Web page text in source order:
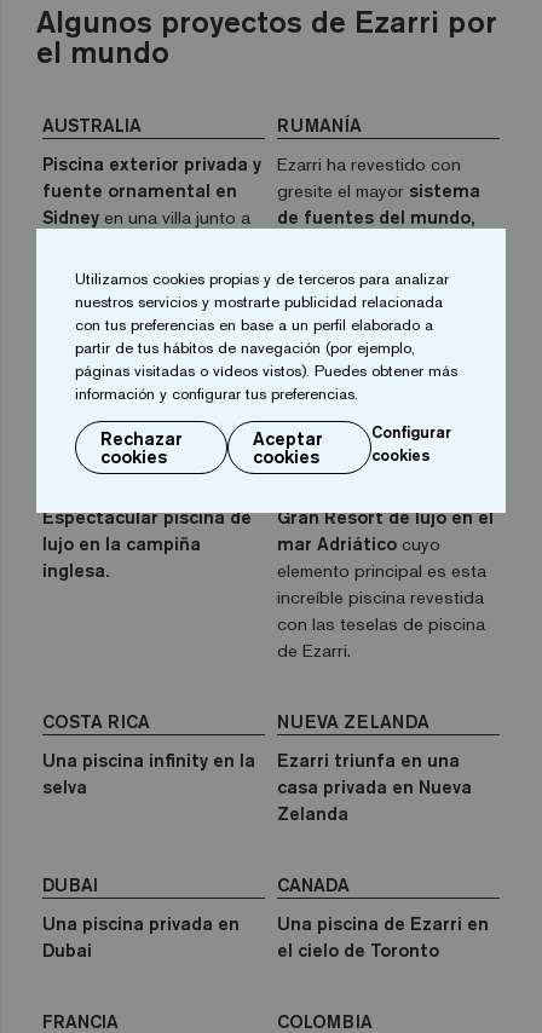
Algunos proyectos de Ezarri por
el mundo
AUSTRALIA
Piscina exterior privada y
fuente ornamental en
Sidney en una villa junto a
RUMANÍA
Ezarri ha revestido con
gresite el mayor sistema
de fuentes del mundo,
ITALIA
Una bella piscina de
mosaicoentre los olivos
de la Toscana
ALEMANIA
Hotel de la cadena NH
localizado en Berlín y
diseñado por Karim Rashid.
REINO UNIDO
Espectacular piscina de
lujo en la campiña
inglesa.
MONTENEGRO
Gran Resort de lujo en el
mar Adriático cuyo
elemento principal es esta
increíble piscina revestida
con las teselas de piscina
de Ezarri.
COSTA RICA
Una piscina infinity en la
selva
NUEVA ZELANDA
Ezarri triunfa en una
casa privada en Nueva
Zelanda
DUBAI
Una piscina privada en
Dubai
CANADA
Una piscina de Ezarri en
el cielo de Toronto
FRANCIA
COLOMBIA
Utilizamos cookies propias y de terceros para analizar
nuestros servicios y mostrarte publicidad relacionada
con tus preferencias en base a un perfil elaborado a
partir de tus hábitos de navegación (por ejemplo,
páginas visitadas o vídeos vistos). Puedes obtener más
información y configurar tus preferencias.
Rechazar
cookies
Aceptar
cookies
Configurar
cookies